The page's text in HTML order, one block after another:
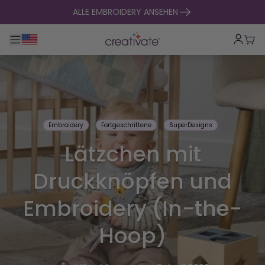
zum Inhalt springenALLE EMBROIDERY ANSEHEN
Hauptnavigation umklappen
Embroidery Fortgeschrittene SuperDesigns
Lätzchen mit
Druckknöpfen und
Embroidery (In-the-
Hoop)